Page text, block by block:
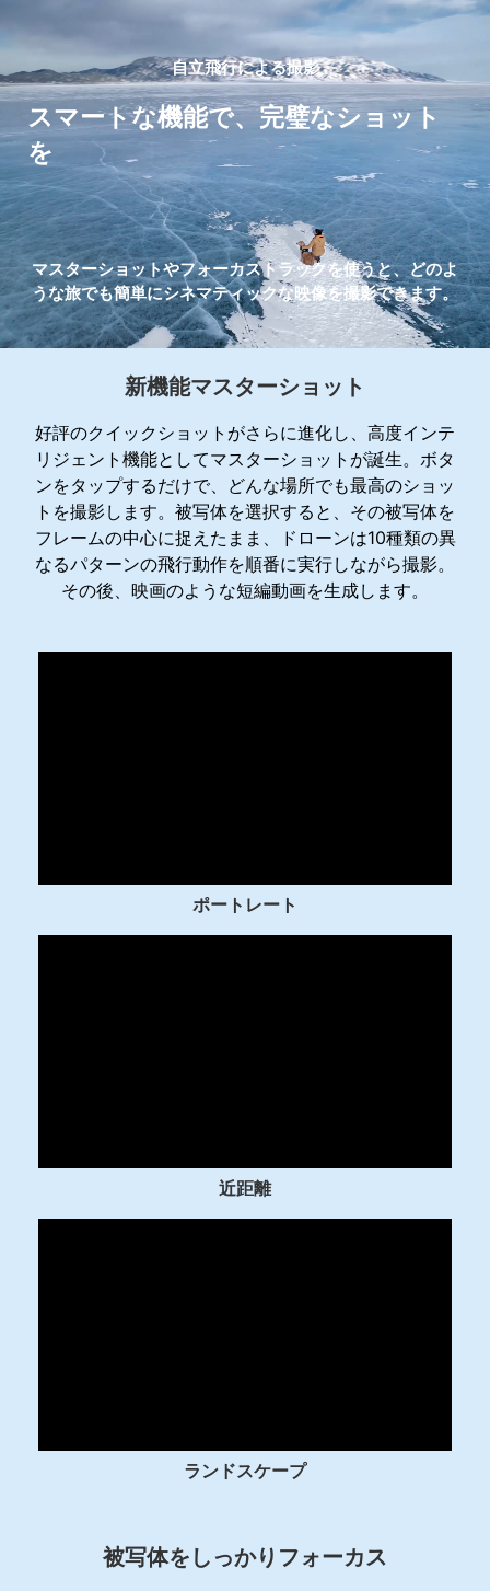
自立飛行による撮影
スマートな機能で、完璧なショット
を
マスターショットやフォーカストラックを使うと、どのよ
うな旅でも簡単にシネマティックな映像を撮影できます。
新機能マスターショット
好評のクイックショットがさらに進化し、高度インテ
リジェント機能としてマスターショットが誕生。ボタ
ンをタップするだけで、どんな場所でも最高のショッ
トを撮影します。被写体を選択すると、その被写体を
フレームの中心に捉えたまま、ドローンは10種類の異
なるパターンの飛行動作を順番に実行しながら撮影。
その後、映画のような短編動画を生成します。
ポートレート
近距離
ランドスケープ
被写体をしっかりフォーカス